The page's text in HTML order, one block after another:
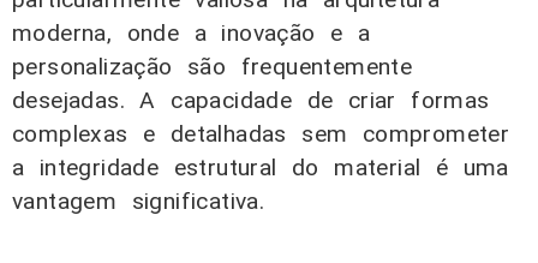
moderna, onde a inovação e a
personalização são frequentemente
desejadas. A capacidade de criar formas
complexas e detalhadas sem comprometer
a integridade estrutural do material é uma
vantagem significativa.